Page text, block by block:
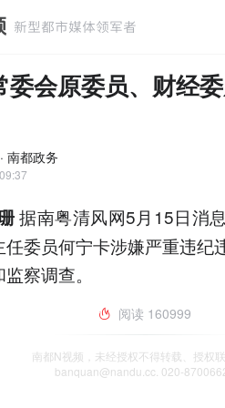
委会原委员、财经
南都政务
据南粤清风网5月15日消
任委员何宁卡涉嫌严重违纪
察调查。
阅读 160999
南都N视频，未经授权不得转载、授权
banquan@nandu.cc. 020-